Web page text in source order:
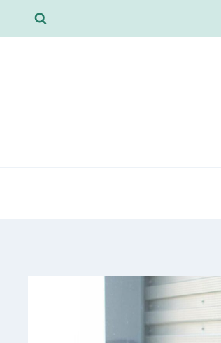
Doorgaan
naar